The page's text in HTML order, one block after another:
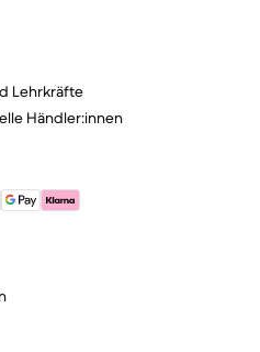
Lehrkräfte
Händler:innen